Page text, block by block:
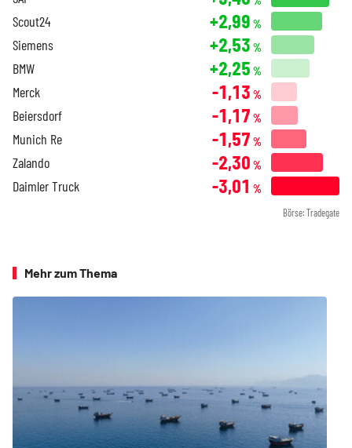
Scout24 +2,99 %
Siemens +2,53 %
BMW +2,25 %
Merck -1,13 %
Beiersdorf -1,17 %
Munich Re -1,57 %
Zalando -2,30 %
Daimler Truck -3,01 %
Börse: Tradegate
Mehr zum Thema